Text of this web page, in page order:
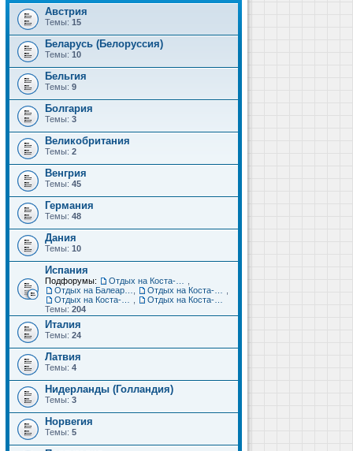
Австрия
Темы: 15
Беларусь (Белоруссия)
Темы: 10
Бельгия
Темы: 9
Болгария
Темы: 3
Великобритания
Темы: 2
Венгрия
Темы: 45
Германия
Темы: 48
Дания
Темы: 10
Испания
Подфорумы:
Темы: 204
Италия
Темы: 24
Латвия
Темы: 4
Нидерланды (Голландия)
Темы: 3
Норвегия
Темы: 5